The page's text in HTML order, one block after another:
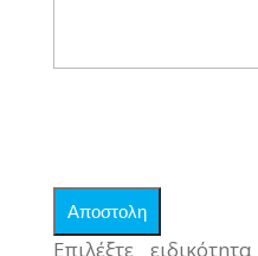
Επιλέξτε